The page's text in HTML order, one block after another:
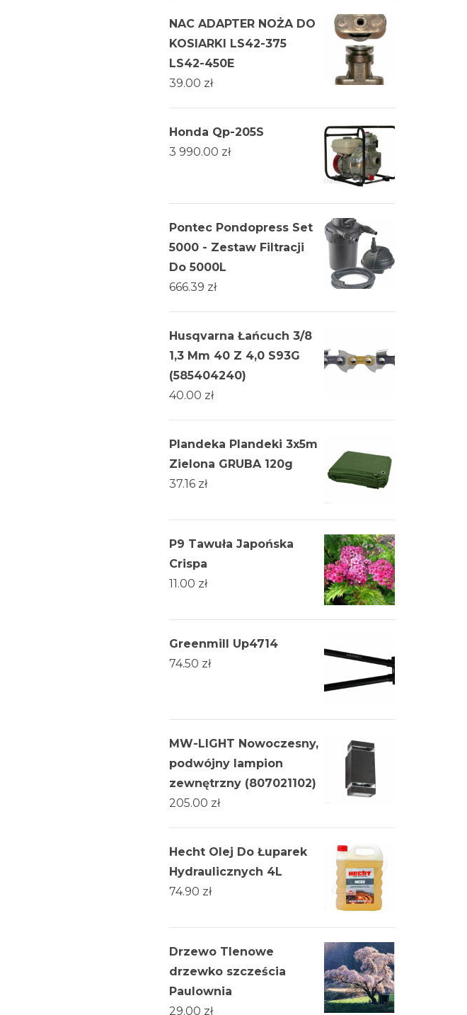
NAC ADAPTER NOŻA DO
KOSIARKI LS42-375
LS42-450E
39.00 zł
Honda Qp-205S
3 990.00 zł
Pontec Pondopress Set
5000 - Zestaw Filtracji
Do 5000L
666.39 zł
Husqvarna Łańcuch 3/8
1,3 Mm 40 Z 4,0 S93G
(585404240)
40.00 zł
Plandeka Plandeki 3x5m
Zielona GRUBA 120g
37.16 zł
P9 Tawuła Japońska
Crispa
11.00 zł
Greenmill Up4714
74.50 zł
MW-LIGHT Nowoczesny,
podwójny lampion
zewnętrzny (807021102)
205.00 zł
Hecht Olej Do Łuparek
Hydraulicznych 4L
74.90 zł
Drzewo Tlenowe
drzewko szcześcia
Paulownia
29.00 zł